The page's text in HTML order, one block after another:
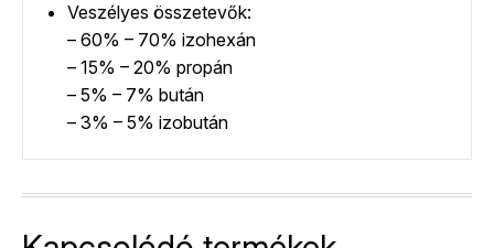
Veszélyes összetevők:
– 60% – 70% izohexán
– 15% – 20% propán
– 5% – 7% bután
– 3% – 5% izobután